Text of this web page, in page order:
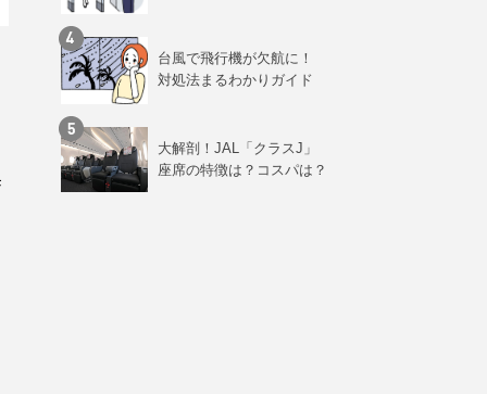
台風で飛行機が欠航に！
対処法まるわかりガイド
大解剖！JAL「クラスJ」
座席の特徴は？コスパは？